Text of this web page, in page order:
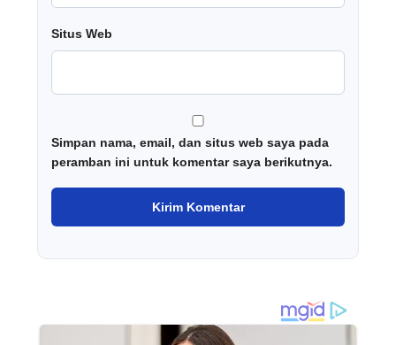
Situs Web
Simpan nama, email, dan situs web saya pada
peramban ini untuk komentar saya berikutnya.